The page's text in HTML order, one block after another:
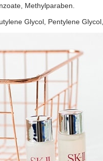
Methylparaben.
Glycol, Pentylene